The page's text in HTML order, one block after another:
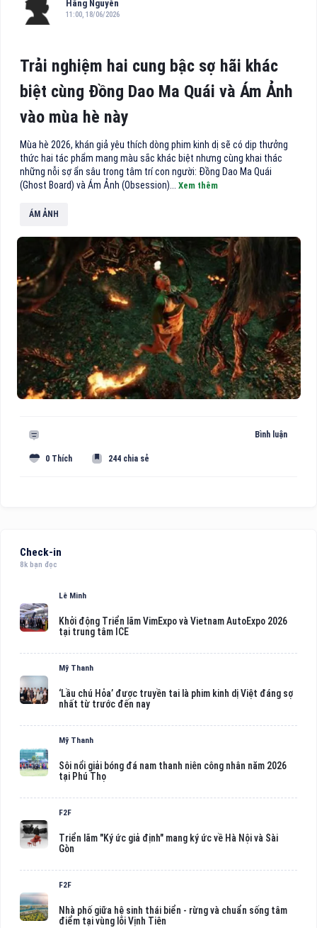
Hằng Nguyễn
11:00, 18/06/2026
Trải nghiệm hai cung bậc sợ hãi khác
biệt cùng Đồng Dao Ma Quái và Ám Ảnh
vào mùa hè này
Mùa hè 2026, khán giả yêu thích dòng phim kinh dị sẽ có dịp thưởng
thức hai tác phẩm mang màu sắc khác biệt nhưng cùng khai thác
những nỗi sợ ẩn sâu trong tâm trí con người: Đồng Dao Ma Quái
(Ghost Board) và Ám Ảnh (Obsession)... Xem thêm
ÁM ẢNH
Bình luận
0 Thích 244 chia sẻ
Check-in
8k bạn đọc
Lê Minh
Khởi động Triển lãm VimExpo và Vietnam AutoExpo 2026
tại trung tâm ICE
Mỹ Thanh
‘Lầu chú Hỏa’ được truyền tai là phim kinh dị Việt đáng sợ
nhất từ trước đến nay
Mỹ Thanh
Sôi nổi giải bóng đá nam thanh niên công nhân năm 2026
tại Phú Thọ
F2F
Triển lãm "Ký ức giả định" mang ký ức về Hà Nội và Sài
Gòn
F2F
Nhà phố giữa hệ sinh thái biển - rừng và chuẩn sống tâm
điểm tại vùng lõi Vịnh Tiên